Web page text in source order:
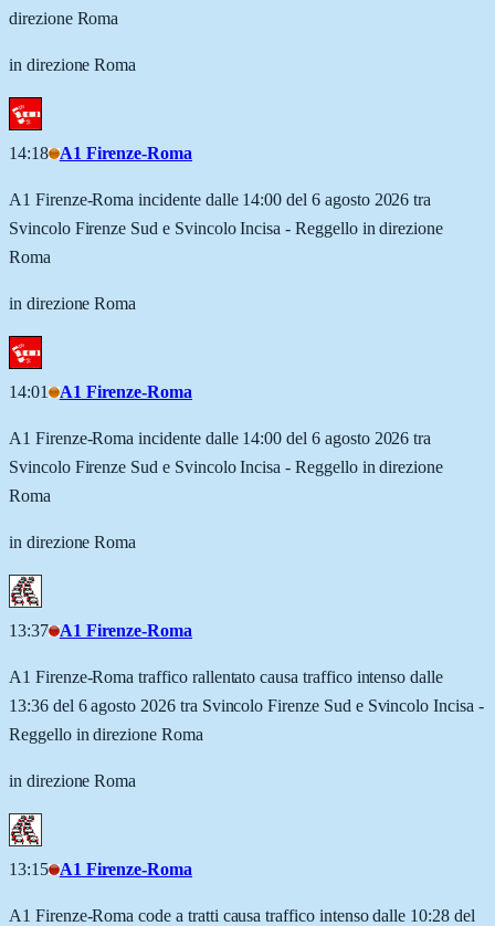
direzione Roma
in direzione Roma
14:18 A1 Firenze-Roma
A1 Firenze-Roma incidente dalle 14:00 del 6 agosto 2026 tra
Svincolo Firenze Sud e Svincolo Incisa - Reggello in direzione
Roma
in direzione Roma
14:01 A1 Firenze-Roma
A1 Firenze-Roma incidente dalle 14:00 del 6 agosto 2026 tra
Svincolo Firenze Sud e Svincolo Incisa - Reggello in direzione
Roma
in direzione Roma
13:37 A1 Firenze-Roma
A1 Firenze-Roma traffico rallentato causa traffico intenso dalle
13:36 del 6 agosto 2026 tra Svincolo Firenze Sud e Svincolo Incisa -
Reggello in direzione Roma
in direzione Roma
13:15 A1 Firenze-Roma
A1 Firenze-Roma code a tratti causa traffico intenso dalle 10:28 del